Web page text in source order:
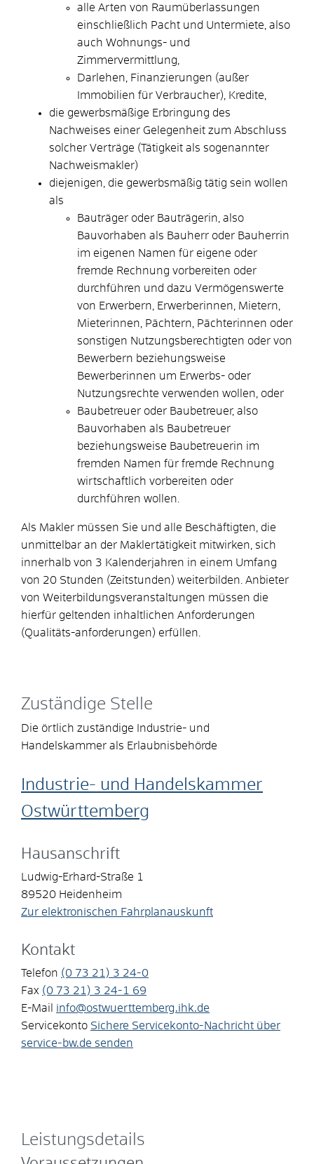
alle Arten von Raumüberlassungen
einschließlich Pacht und Untermiete, also
auch Wohnungs- und
Zimmervermittlung,
Darlehen, Finanzierungen (außer
Immobilien für Verbraucher), Kredite,
die gewerbsmäßige Erbringung des
Nachweises einer Gelegenheit zum Abschluss
solcher Verträge (Tätigkeit als sogenannter
Nachweismakler)
diejenigen, die gewerbsmäßig tätig sein wollen
als
Bauträger oder Bauträgerin , also
Bauvorhaben als Bauherr oder Bauherrin
im eigenen Namen für eigene oder
fremde Rechnung vorbereiten oder
durchführen und dazu Vermögenswerte
von Erwerbern, Erwerberinnen, Mietern,
Mieterinnen, Pächtern, Pächterinnen oder
sonstigen Nutzungsberechtigten oder von
Bewerbern beziehungsweise
Bewerberinnen um Erwerbs- oder
Nutzungsrechte verwenden wollen, oder
Baubetreuer oder Baubetreuer, also
Bauvorhaben als Baubetreuer
beziehungsweise Baubetreuerin im
fremden Namen für fremde Rechnung
wirtschaftlich vorbereiten oder
durchführen wollen.
Als Makler müssen Sie und alle Beschäftigten, die
unmittelbar an der Maklertätigkeit mitwirken, sich
innerhalb von 3 Kalenderjahren in einem Umfang
von 20 Stunden (Zeitstunden) weiterbilden. Anbieter
von Weiterbildungsveranstaltungen müssen die
hierfür geltenden inhaltlichen Anforderungen
(Qualitäts-anforderungen) erfüllen.
Zuständige Stelle
Die örtlich zuständige Industrie- und
Handelskammer als Erlaubnisbehörde
Industrie- und Handelskammer
Ostwürttemberg
Hausanschrift
Ludwig-Erhard-Straße 1
89520 Heidenheim
Zur elektronischen Fahrplanauskunft
Kontakt
Telefon (0 73 21) 3 24-0
Fax (0 73 21) 3 24-1
69
E-Mail
info@ostwuerttemberg.ihk.de
Servicekonto Sichere Servicekonto-Nachricht über
service-bw.de senden
Leistungsdetails